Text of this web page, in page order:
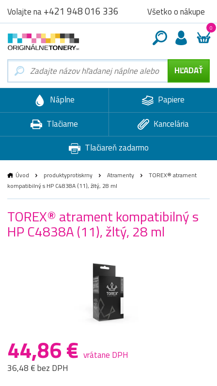
Volajte na+421 948 016 336 Všetko o nákupe
0
Náplne
Papiere
Tlačiarne
Kancelária
Tlačiareň zadarmo
Úvod produktyprotiskrny Atramenty
TOREX® atrament
kompatibilný s HP C4838A (11), žltý, 28 ml
TOREX® atrament kompatibilný s
HP C4838A (11), žltý, 28 ml
44,86 € vrátane DPH
36,48 € bez DPH